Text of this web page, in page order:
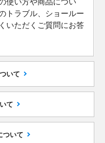
使い方や商品につい
トラブル、ショールー
いただくご質問にお答
いて
て
ついて